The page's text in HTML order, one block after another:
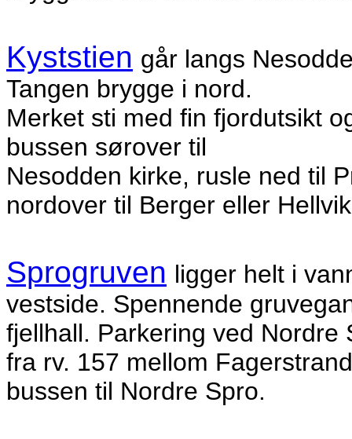
Kyststien går langs
Tangen brygge i nord.
Merket sti med fin fjordutsikt
bussen sørover til
Nesodden kirke, rusle ned til
nordover til Berger eller
Sprogruven ligger helt i
vestside. Spennende
fjellhall. Parkering ved Nordre
fra rv. 157 mellom
bussen til Nordre Spro.